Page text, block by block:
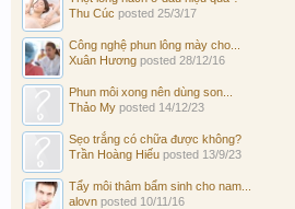
Thu Cúc posted 25/3/17
Công nghệ phun lông mày cho...
Xuân Hương posted 28/12/16
Phun môi xong nên dùng son...
Thảo My posted 14/12/23
Sẹo trắng có chữa được không?
Trần Hoàng Hiếu posted 13/9/23
Tẩy môi thâm bẩm sinh cho nam...
alovn posted 10/11/16